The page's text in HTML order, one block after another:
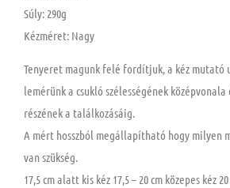
Súly: 290g
Kézméret: Nagy
Tenyeret magunk felé fordítjuk, a kéz mutató
lemérünk a csukló szélességének
részének a találkozásáig.
A mért hosszból megállapítható hogy milyen
van szükség.
17,5 cm alatt kis kéz 17,5 – 20 cm közepes kéz